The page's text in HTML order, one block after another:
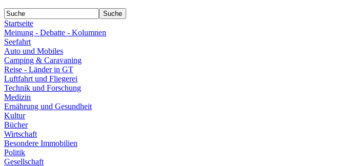
Startseite
Meinung - Debatte - Kolumnen
Seefahrt
Auto und Mobiles
Camping & Caravaning
Reise - Länder in GT
Luftfahrt und Fliegerei
Technik und Forschung
Medizin
Ernährung und Gesundheit
Kultur
Bücher
Wirtschaft
Besondere Immobilien
Politik
Gesellschaft